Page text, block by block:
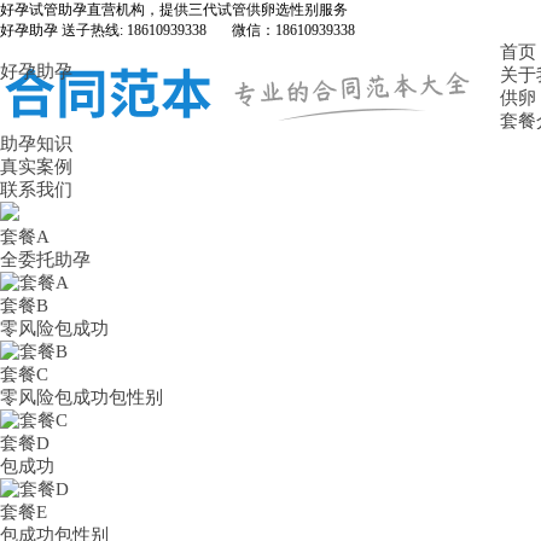
好孕试管助孕直营机构，提供三代试管供卵选性别服务
好孕助孕 送子热线: 18610939338 微信：18610939338
好孕助孕
首页
关于
供卵
套餐
助孕知识
真实案例
联系我们
套餐A
全委托助孕
套餐B
零风险包成功
套餐C
零风险包成功包性别
套餐D
包成功
套餐E
包成功包性别